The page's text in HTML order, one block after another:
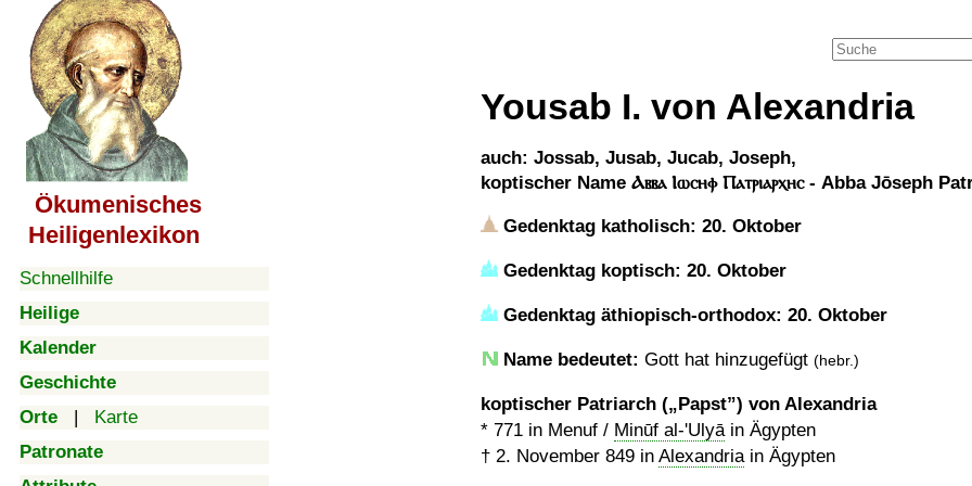
Ökumenisches
Heiligenlexikon
Schnellhilfe
Heilige
Kalender
Geschichte
Orte | Karte
Patronate
Yousab I. von Alexandria
auch: Jossab, Jusab, Jucab, Joseph,
koptischer Name Ⲁⲃⲃⲁ Ⲓⲱⲥⲏⲫ Ⲡⲁⲧⲣⲓⲁⲣⲭⲏⲥ - Abba Jōseph
Gedenktag katholisch: 20. Oktober
Gedenktag koptisch: 20. Oktober
Gedenktag äthiopisch-orthodox: 20. Oktober
Name bedeutet: Gott hat hinzugefügt (hebr.)
koptischer Patriarch ( Papst ) von Alexandria
* 771 in Menuf / Minūf al-'Ulyāin Ägypten
† 2. November 849 in Alexandriain Ägypten